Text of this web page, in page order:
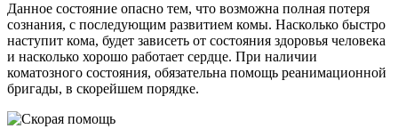
Данное состояние опасно тем, что возможна полная потеря
сознания, с последующим развитием комы. Насколько быстро
наступит кома, будет зависеть от состояния здоровья человека
и насколько хорошо работает сердце. При наличии
коматозного состояния, обязательна помощь реанимационной
бригады, в скорейшем порядке.